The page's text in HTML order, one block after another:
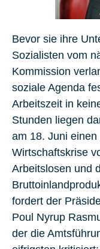
Bevor sie ihre
Sozialisten vom
Kommission
soziale Agenda
Arbeitszeit in
Stunden liegen
am 18. Juni
Wirtschaftskrise
Arbeitslosen und
fordert der
Poul Nyrup
der die